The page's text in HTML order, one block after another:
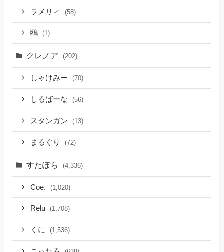
ラメリィ (58)
鴎 (1)
クレノア (202)
しゃけみー (70)
しるばーな (56)
スタンガン (13)
まるぐり (72)
すたぽら (4,336)
Coe. (1,020)
Relu (1,708)
くに (1,536)